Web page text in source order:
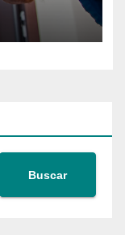
Buscar